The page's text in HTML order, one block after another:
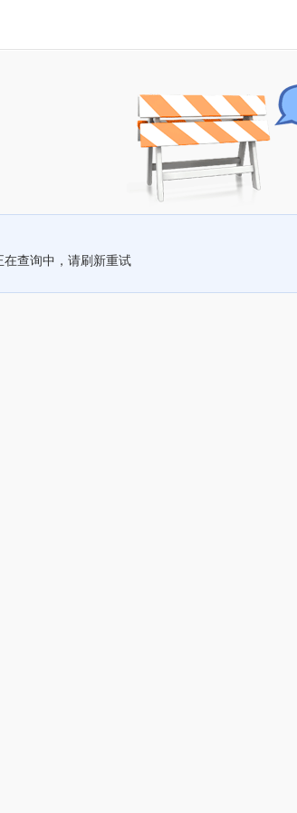
在查询中，请刷新重试